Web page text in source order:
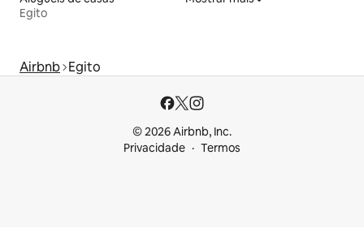
Egito
Airbnb Egito
© 2026 Airbnb, Inc.
Privacidade
Termos